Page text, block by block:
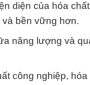
diện của hóa
bền vững hơn.
năng lượng và
công nghiệp,